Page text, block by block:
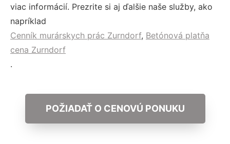
viac informácií. Prezrite si aj ďalšie naše služby, ako
napríklad
Cenník murárskych prác Zurndorf, Betónová platňa
cena Zurndorf
.
POŽIADAŤ O CENOVÚ PONUKU